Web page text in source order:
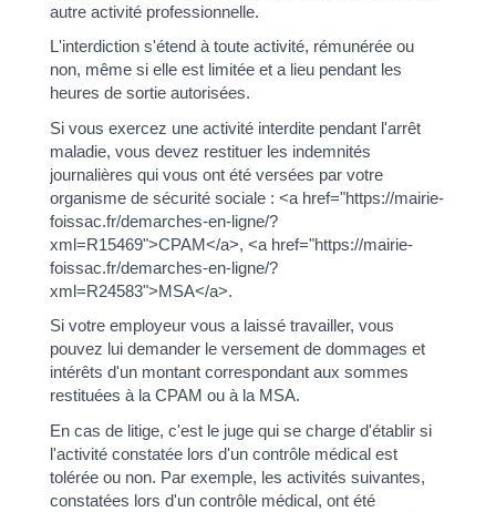
autre activité professionnelle.
L'interdiction s'étend à toute activité, rémunérée ou
non, même si elle est limitée et a lieu pendant les
heures de sortie autorisées.
Si vous exercez une activité interdite pendant l'arrêt
maladie, vous devez restituer les indemnités
journalières qui vous ont été versées par votre
organisme de sécurité sociale : <a href="https://mairie-
foissac.fr/demarches-en-ligne/?
xml=R15469">CPAM</a>, <a href="https://mairie-
foissac.fr/demarches-en-ligne/?
xml=R24583">MSA</a>.
Si votre employeur vous a laissé travailler, vous
pouvez lui demander le versement de dommages et
intérêts d'un montant correspondant aux sommes
restituées à la CPAM ou à la MSA.
En cas de litige, c'est le juge qui se charge d'établir si
l'activité constatée lors d'un contrôle médical est
tolérée ou non. Par exemple, les activités suivantes,
constatées lors d'un contrôle médical, ont été